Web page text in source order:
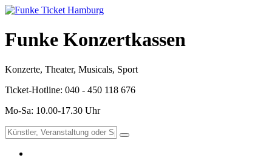
Funke Konzertkassen
Konzerte, Theater, Musicals, Sport
Ticket-Hotline: 040 - 450 118 676
Mo-Sa: 10.00-17.30 Uhr